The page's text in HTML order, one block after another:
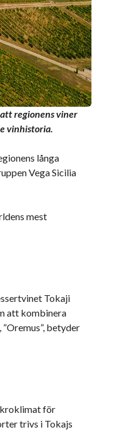
regionens viner
vinhistoria.
långa
Vega Sicilia
mest
Tokaji
att kombinera
betyder
för
trivs i Tokajs